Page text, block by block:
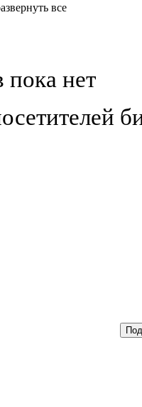
все
пока нет